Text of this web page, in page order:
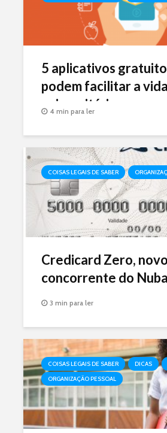
5 aplicativos
podem facilitar a
universitário
4 min para ler
COISAS LEGAIS DE SABER
Credicard Zero,
concorrente do
3 min para ler
COISAS LEGAIS DE SABER DICAS
ORGANIZAÇÃO PESSOAL